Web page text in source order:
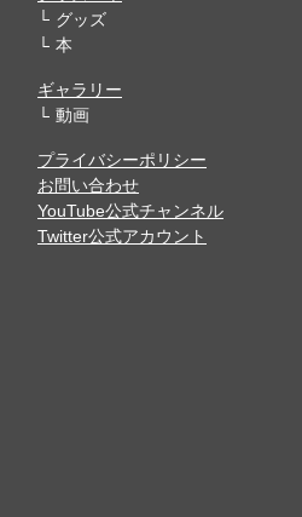
グッズ
本
ギャラリー
動画
プライバシーポリシー
お問い合わせ
YouTube公式チャンネル
Twitter公式アカウント